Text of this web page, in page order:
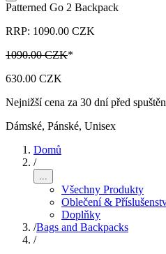
Patterned Go 2 Backpack
RRP: 1090.00 CZK
1090.00 CZK*
630.00 CZK
Nejnižší cena za 30 dní před
Dámské, Pánské, Unisex
Domů
/
...
Všechny Produkty
Oblečení &
Doplňky
/Bags and Backpacks
/